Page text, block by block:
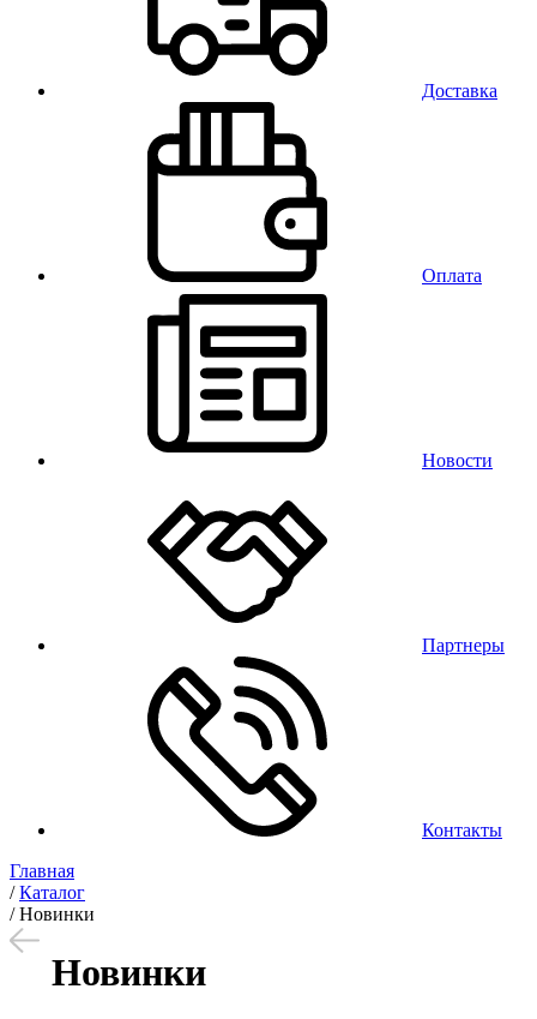
Доставка
Оплата
Новости
Партнеры
Контакты
Главная
/Каталог
/Новинки
Новинки